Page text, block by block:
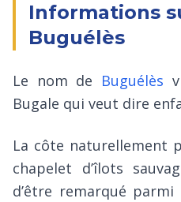
Informations
Buguélès
Le nom de Buguélès
Bugale qui veut dire
La côte naturellement
chapelet d’îlots
d’être remarqué